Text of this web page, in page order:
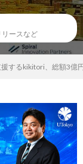
リースなど
するkikitori、総額3億